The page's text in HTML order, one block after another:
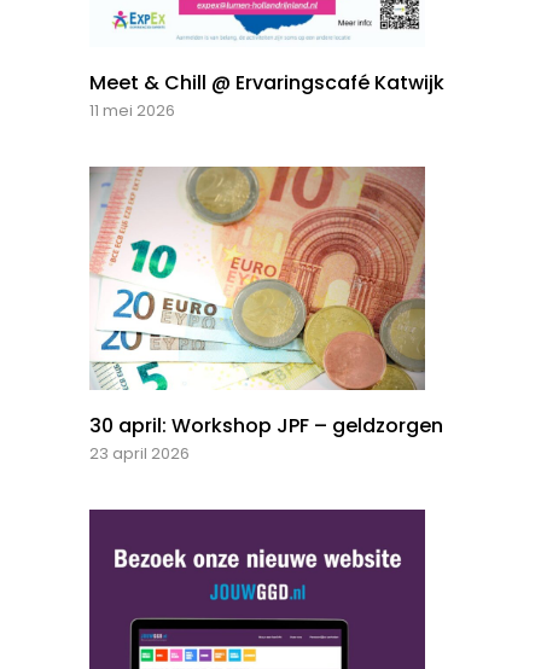
Meet & Chill @ Ervaringscafé Katwijk
11 mei 2026
30 april: Workshop JPF – geldzorgen
23 april 2026